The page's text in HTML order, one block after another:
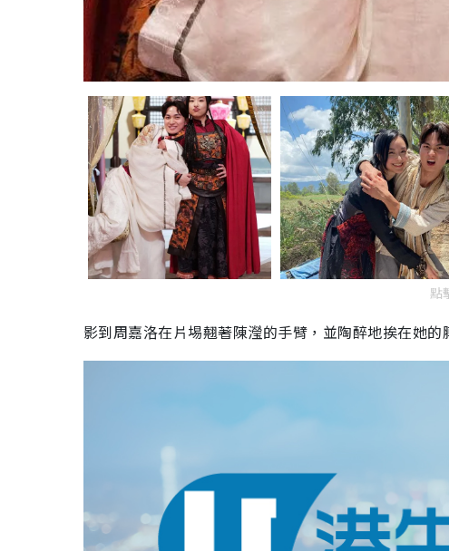
點
影到周嘉洛在片埸翹著陳瀅的手臂，並陶醉地挨在她的